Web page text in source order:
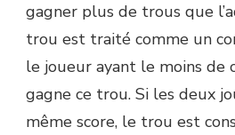
gagner plus de trous que
trou est traité comme un
le joueur ayant le moins de
gagne ce trou. Si les deux
même score, le trou est